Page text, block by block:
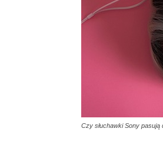
Czy słuchawki Sony pasują